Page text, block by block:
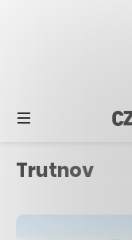
Trutnov